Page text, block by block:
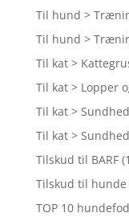
Til hund >
Til hund >
Til kat >
Til kat > Lopper
Til kat >
Til kat >
Tilskud til BARF
Tilskud til hunde
TOP 10